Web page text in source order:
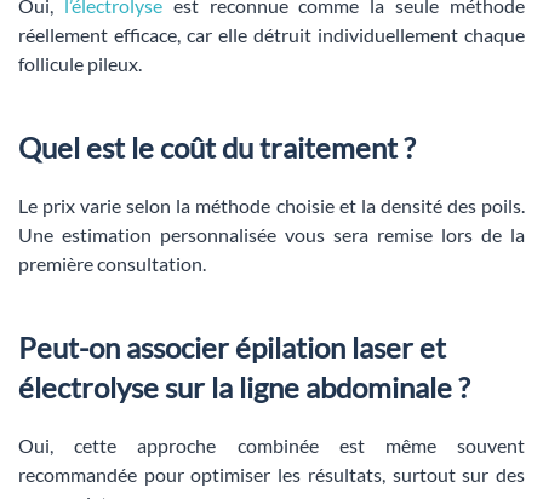
Oui, l’électrolyseest reconnue comme la seule méthode
réellement efficace, car elle détruit individuellement chaque
follicule pileux.
Quel est le coût du traitement ?
Le prix varie selon la méthode choisie et la densité des poils.
Une estimation personnalisée vous sera remise lors de la
première consultation.
Peut-on associer épilation laser et
électrolyse sur la ligne abdominale ?
Oui, cette approche combinée est même souvent
recommandée pour optimiser les résultats, surtout sur des